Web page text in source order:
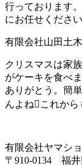
行っております
にお任せください
有限会社山田土
クリスマスは家
がケーキを食べ
ありがとう。簡
んよねこれから
有限会社ヤマシ
〒910-0134 福井